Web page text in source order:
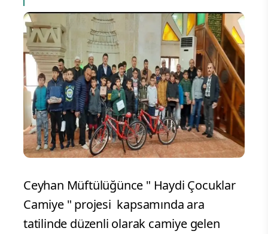
Ceyhan Müftülüğünce " Haydi Çocuklar
Camiye " projesi kapsamında ara
tatilinde düzenli olarak camiye gelen